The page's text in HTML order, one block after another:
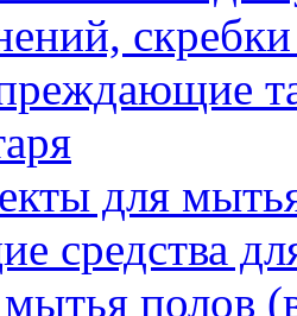
для
средства
полов